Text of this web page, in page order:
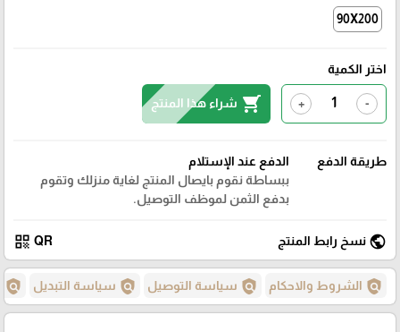
90X200
اختر الكمية
-
+
shopping_cart شراء هذا المنتج
طريقة الدفع
الدفع عند الإستلام
ببساطة نقوم بايصال المنتج لغاية منزلك وتقوم
بدفع الثمن لموظف التوصيل.
public نسخ رابط المنتج QR
qr_code
policy الشروط والاحكام policy سياسة التوصيل policy سياسة التبديل policy